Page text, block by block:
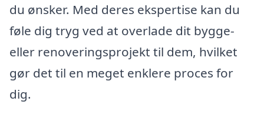
du ønsker. Med deres ekspertise kan du
føle dig tryg ved at overlade dit bygge-
eller renoveringsprojekt til dem, hvilket
gør det til en meget enklere proces for
dig.